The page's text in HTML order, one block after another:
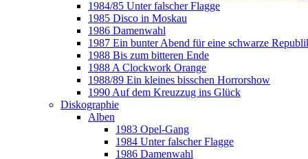
1984/85 Unter falscher Flagge
1985 Disco in Moskau
1986 Damenwahl
1987 Ein bunter Abend für eine schwarze
1988 Bis zum bitteren Ende
1988 A Clockwork Orange
1988/89 Ein kleines bisschen Horrorshow
1990 Auf dem Kreuzzug ins Glück
Diskographie
Alben
1983 Opel-Gang
1984 Unter falscher Flagge
1986 Damenwahl